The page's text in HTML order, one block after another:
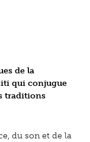
de la
qui conjugue
traditions
du son et de la